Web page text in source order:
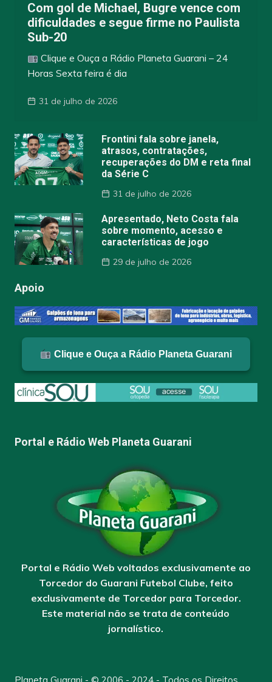
Com gol de Michael, Bugre vence com
dificuldades e segue firme no Paulista
Sub-20
Clique e Ouça a Rádio Planeta Guarani – 24
Horas Sexta feira é dia
31 de julho de 2026
Frontini fala sobre janela,
atrasos, contratações,
recuperações do DM e reta final
da Série C
31 de julho de 2026
Apresentado, Neto Costa fala
sobre momento, acesso e
características de jogo
29 de julho de 2026
Apoio
Clique e Ouça a Rádio Planeta Guarani
Portal e Rádio Web Planeta Guarani
Portal e Rádio Web voltados exclusivamente ao
Torcedor do Guarani Futebol Clube, feito
exclusivamente de Torcedor para Torcedor.
Este material não se trata de conteúdo
jornalístico.